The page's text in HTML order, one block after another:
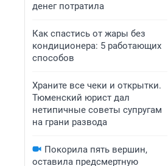
денег потратила
Как спастись от жары без
кондиционера: 5 работающих
способов
Храните все чеки и открытки.
Тюменский юрист дал
нетипичные советы супругам
на грани развода
Покорила пять вершин,
оставила предсмертную